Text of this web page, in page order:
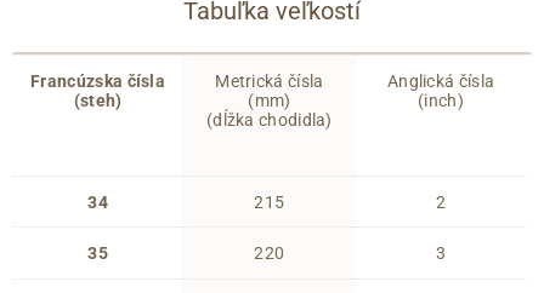
Tabuľka veľkostí
Francúzska čísla
(steh)
34
35
Metrická čísla
(mm)
(dĺžka chodidla)
215
220
Anglická čísla
(inch)
2
3